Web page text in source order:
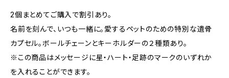
2個まとめてご購入で割引あり。
名前を刻んで、いつも一緒に。愛するペットのための特別な遺骨
カプセル。ボールチェーンとキーホルダーの２種類あり。
※この商品はメッセージに星・ハート・足跡のマークのいずれか
を入れることができます。